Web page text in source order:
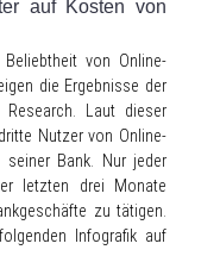
auf Kosten von
von Online-
die Ergebnisse der
Research. Laut dieser
Nutzer von Online-
Bank. Nur jeder
letzten drei Monate
zu tätigen.
Infografik auf